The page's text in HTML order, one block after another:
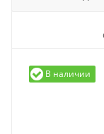
В наличии